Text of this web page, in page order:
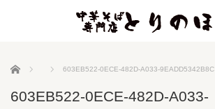
ホーム 603EB522-0ECE-482D-A033-9EADD5342B8C
603EB522-0ECE-482D-A033-